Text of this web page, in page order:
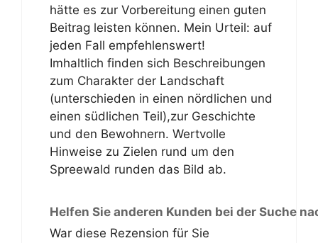
hätte es zur Vorbereitung einen guten
Beitrag leisten können. Mein Urteil: auf
jeden Fall empfehlenswert!
Imhaltlich finden sich Beschreibungen
zum Charakter der Landschaft
(unterschieden in einen nördlichen und
einen südlichen Teil),zur Geschichte
und den Bewohnern. Wertvolle
Hinweise zu Zielen rund um den
Spreewald runden das Bild ab.
Helfen Sie anderen Kunden bei der Suche
War diese Rezension für Sie